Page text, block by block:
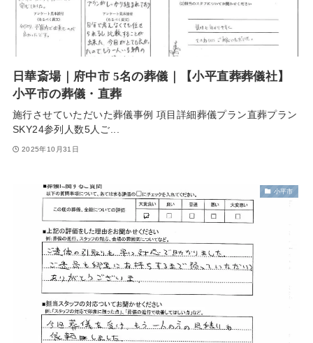
日華斎場｜府中市 5名の葬儀｜【小平直葬葬儀社】
小平市の葬儀・直葬
施行させていただいた葬儀事例 項目詳細葬儀プラン直葬プラン
SKY24参列人数5人ご...
2025年10月31日
小平市